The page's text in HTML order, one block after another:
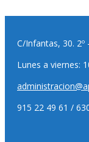
C/Infantas, 30. 2º
Lunes a viernes:
915 22 49 61 /